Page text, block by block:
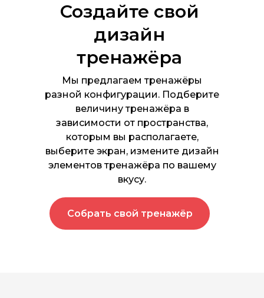
Создайте свой
дизайн
тренажёра
Мы предлагаем тренажёры
разной конфигурации. Подберите
величину тренажёра в
зависимости от пространства,
которым вы располагаете,
выберите экран, измените дизайн
элементов тренажёра по вашему
вкусу.
Собрать свой тренажёр